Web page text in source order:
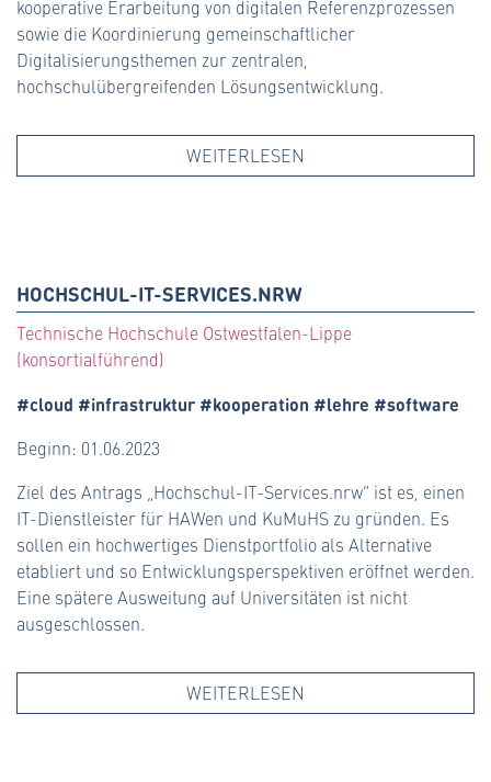
kooperative Erarbeitung von digitalen Referenzprozessen
sowie die Koordinierung gemeinschaftlicher
Digitalisierungsthemen zur zentralen,
hochschulübergreifenden Lösungsentwicklung.
WEITERLESEN
HOCHSCHUL-IT-SERVICES.NRW
Technische Hochschule Ostwestfalen-Lippe
(konsortialführend)
#cloud #infrastruktur #kooperation #lehre #software
Beginn: 01.06.2023
Ziel des Antrags „Hochschul-IT-Services.nrw“ ist es, einen
IT-Dienstleister für HAWen und KuMuHS zu gründen. Es
sollen ein hochwertiges Dienstportfolio als Alternative
etabliert und so Entwicklungsperspektiven eröffnet werden.
Eine spätere Ausweitung auf Universitäten ist nicht
ausgeschlossen.
WEITERLESEN